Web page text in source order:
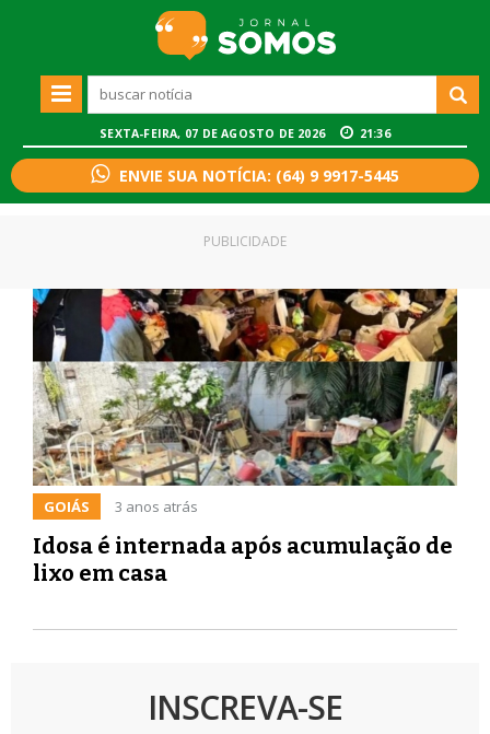
SEXTA-FEIRA, 07 DE AGOSTO DE 2026 21:36
ENVIE SUA NOTÍCIA: (64) 9 9917-5445
GOIÁS 3 anos atrás
Idosa é internada após acumulação de
lixo em casa
PUBLICIDADE
INSCREVA-SE